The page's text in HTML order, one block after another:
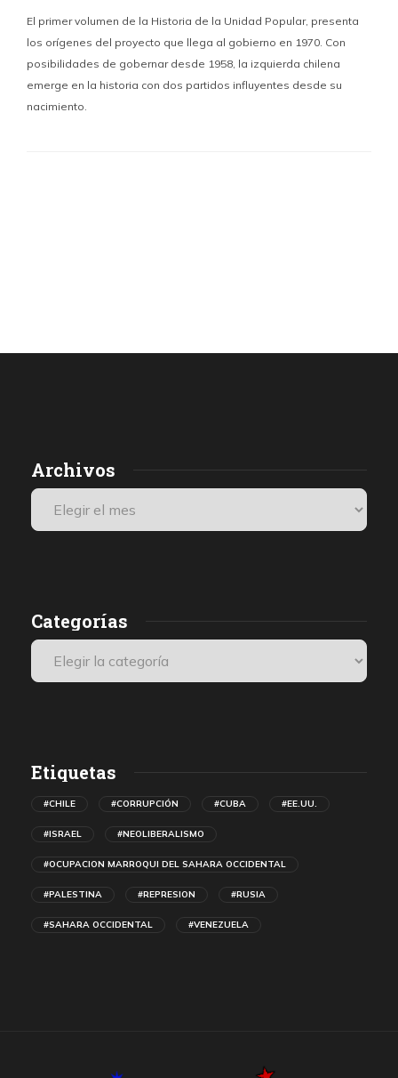
El primer volumen de la Historia de la Unidad Popular, presenta
los orígenes del proyecto que llega al gobierno en 1970. Con
posibilidades de gobernar desde 1958, la izquierda chilena
emerge en la historia con dos partidos influyentes desde su
nacimiento.
Archivos
Categorías
Etiquetas
#CHILE #CORRUPCIÓN #CUBA #EE.UU.
#ISRAEL #NEOLIBERALISMO
#OCUPACION MARROQUI DEL SAHARA OCCIDENTAL
#PALESTINA #REPRESION #RUSIA
#SAHARA OCCIDENTAL #VENEZUELA